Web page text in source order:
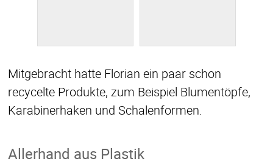
Mitgebracht hatte Florian ein paar schon
recycelte Produkte, zum Beispiel Blumentöpfe,
Karabinerhaken und Schalenformen.
Allerhand aus Plastik